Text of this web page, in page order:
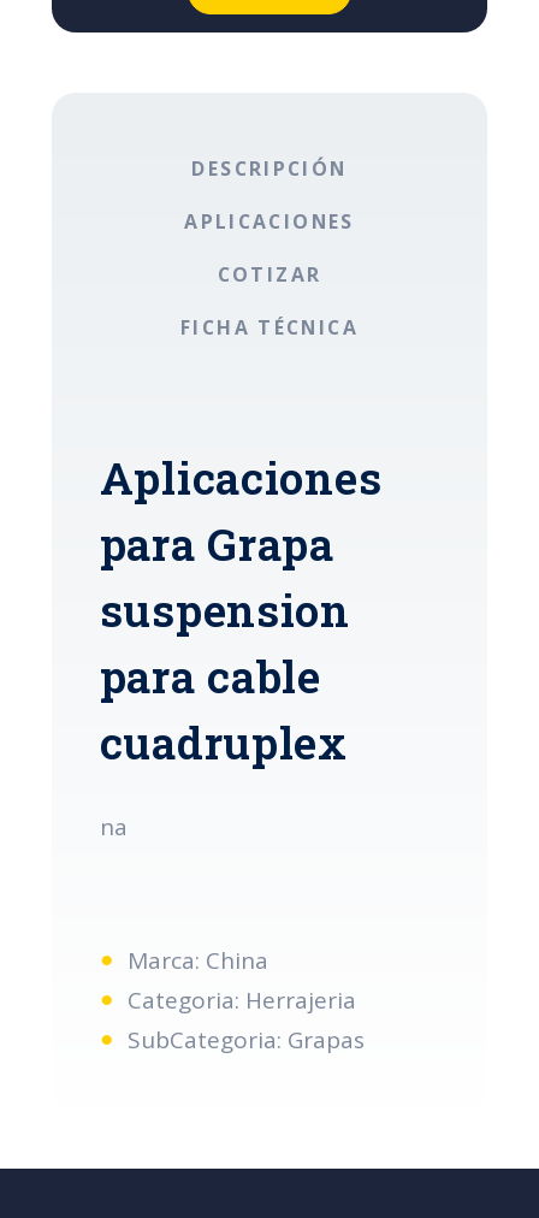
DESCRIPCIÓN
APLICACIONES
COTIZAR
FICHA TÉCNICA
Aplicaciones
para Grapa
suspension
para cable
cuadruplex
na
Marca: China
Categoria: Herrajeria
SubCategoria: Grapas